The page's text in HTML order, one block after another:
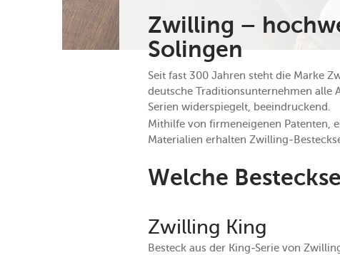
Zwilling –
Solingen
Seit fast 300 Jahren steht die Marke
deutsche Traditionsunternehmen alle
Serien widerspiegelt, beeindruckend.
Mithilfe von firmeneigenen Patenten,
Materialien erhalten Zwilling-
Welche
Zwilling King
Besteck aus der King-Serie von